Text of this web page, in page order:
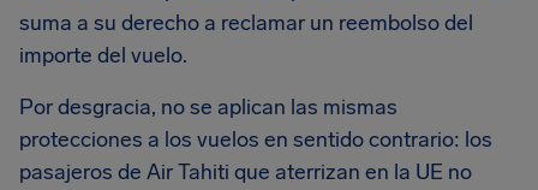
suma a su derecho a reclamar un reembolso del
importe del vuelo.
Por desgracia, no se aplican las mismas
protecciones a los vuelos en sentido contrario: los
pasajeros de Air Tahiti que aterrizan en la UE no